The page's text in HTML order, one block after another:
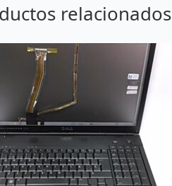
relacionados